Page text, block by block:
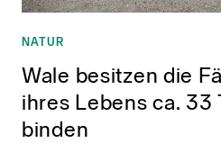
Gute
Good Earth
NATUR
Wale besitzen die
ihres Lebens ca. 33
binden